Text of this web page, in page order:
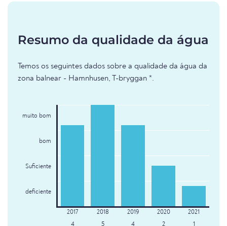
Resumo da qualidade da água
Temos os seguintes dados sobre a qualidade da água da
zona balnear - Hamnhusen, T-bryggan *.
muito bom
bom
Suficiente
deficiente
4 5 4 2 1